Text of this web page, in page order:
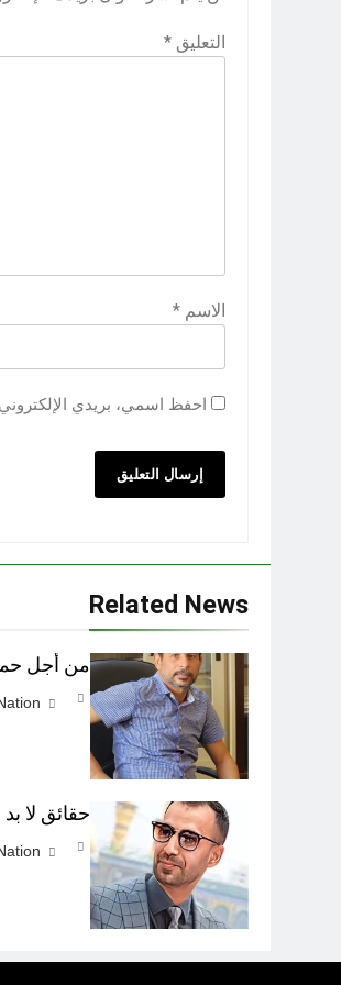
التعليق *
الاسم *
احفظ اسمي، بريدي
Related News
من أجل
حقائق لا